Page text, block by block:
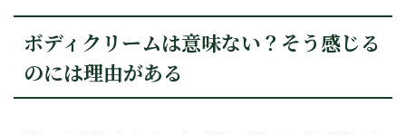
ボディクリームは意味ない？そう感じる
のには理由がある